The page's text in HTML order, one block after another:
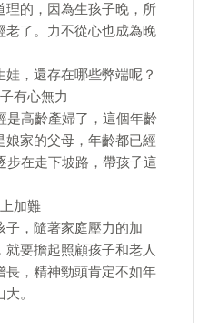
理的，因為生孩子晚，所
老了。力不從心也成為晚
，還存在哪些弊端呢？
有心無力
是高齡產婦了，這個年齡
家的父母，年齡都已經
步在走下坡路，帶孩子這
加難
子，隨著家庭壓力的加
要擔起照顧孩子和老人
長，精神勁頭肯定不如年
。